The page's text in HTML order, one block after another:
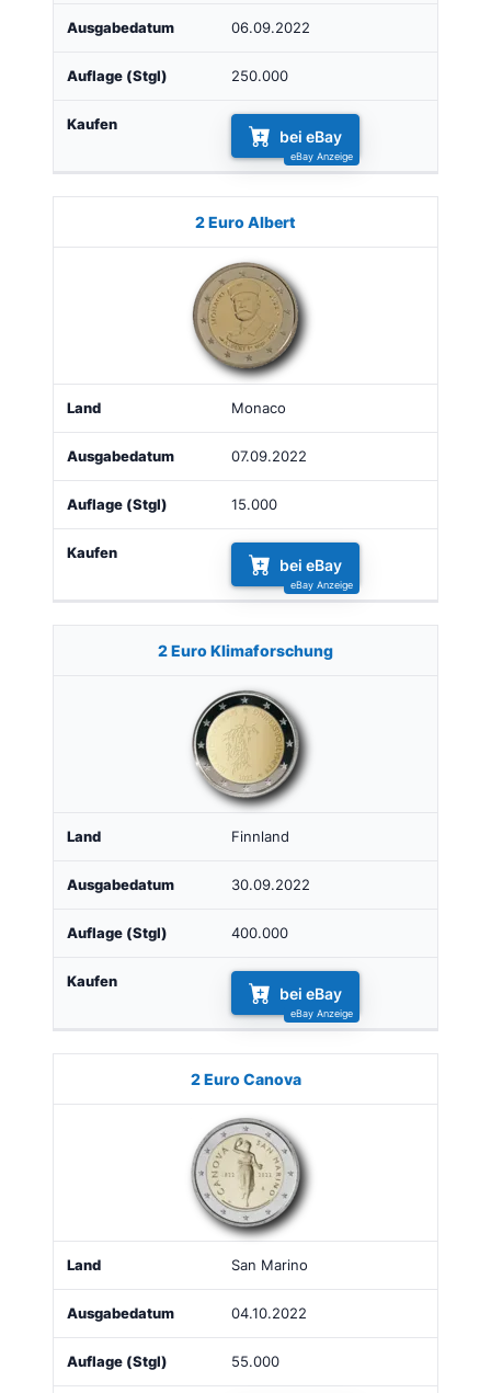
06.09.2022
250.000
bei eBay
2 Euro Albert
Monaco
07.09.2022
15.000
bei eBay
2 Euro Klimaforschung
Finnland
30.09.2022
400.000
bei eBay
2 Euro Canova
San Marino
04.10.2022
55.000